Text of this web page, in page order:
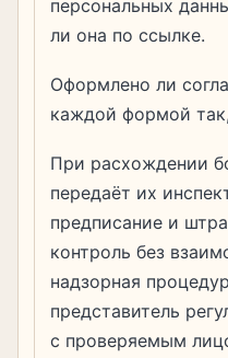
персональных
ли она по ссылке.
Оформлено ли
каждой формой
При расхождении
передаёт их
предписание и
контроль без
надзорная
представитель
с проверяемым